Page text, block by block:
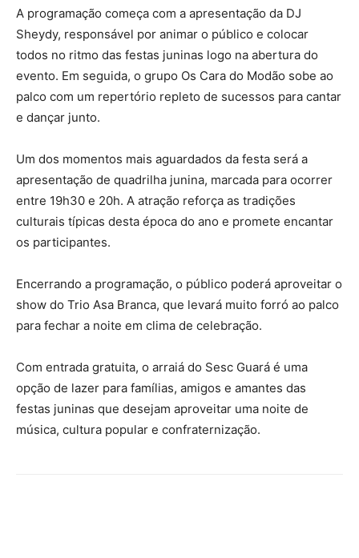
A programação começa com a apresentação da DJ
Sheydy, responsável por animar o público e colocar
todos no ritmo das festas juninas logo na abertura do
evento. Em seguida, o grupo Os Cara do Modão sobe ao
palco com um repertório repleto de sucessos para cantar
e dançar junto.
Um dos momentos mais aguardados da festa será a
apresentação de quadrilha junina, marcada para ocorrer
entre 19h30 e 20h. A atração reforça as tradições
culturais típicas desta época do ano e promete encantar
os participantes.
Encerrando a programação, o público poderá aproveitar o
show do Trio Asa Branca, que levará muito forró ao palco
para fechar a noite em clima de celebração.
Com entrada gratuita, o arraiá do Sesc Guará é uma
opção de lazer para famílias, amigos e amantes das
festas juninas que desejam aproveitar uma noite de
música, cultura popular e confraternização.